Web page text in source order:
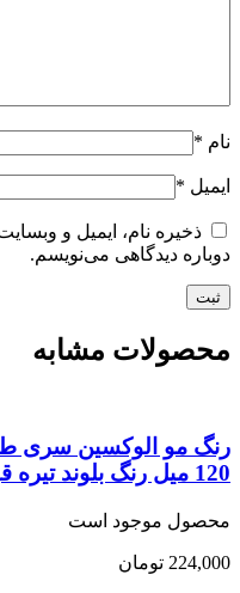
*
*
ذخیره نام، ایمیل و وبسایت
دیدگاهی می‌نویسم.
مشابه
قوی
موجود است
تومان